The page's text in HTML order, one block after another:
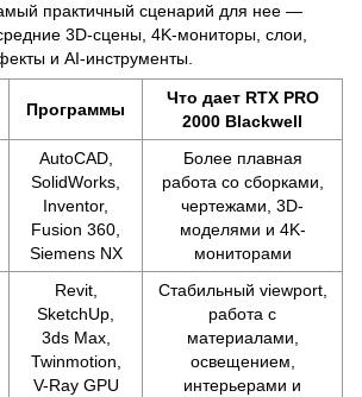
практичный сценарий для нее —
3D-сцены, 4K-мониторы, слои,
и AI-инструменты.
Программы
Что дает RTX PRO
2000 Blackwell
AutoCAD,
SolidWorks,
Inventor,
Fusion 360,
Siemens NX
Более плавная
работа со сборками,
чертежами, 3D-
моделями и 4K-
мониторами
Revit,
SketchUp,
3ds Max,
Twinmotion,
V-Ray GPU
Стабильный viewport,
работа с
материалами,
освещением,
интерьерами и